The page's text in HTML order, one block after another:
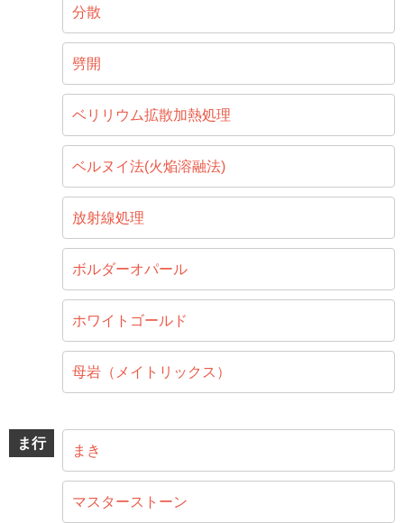
分散
劈開
ベリリウム拡散加熱処理
ベルヌイ法(火焔溶融法)
放射線処理
ボルダーオパール
ホワイトゴールド
母岩（メイトリックス）
ま行 まき
マスターストーン